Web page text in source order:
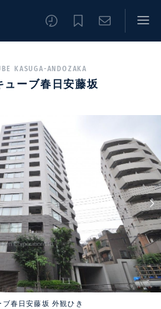
KASUGA-ANDOZAKA
ューブ春日安藤坂
ブ春日安藤坂 外観ひき